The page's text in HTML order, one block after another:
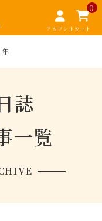
アカウント
0
カート
誌
一覧